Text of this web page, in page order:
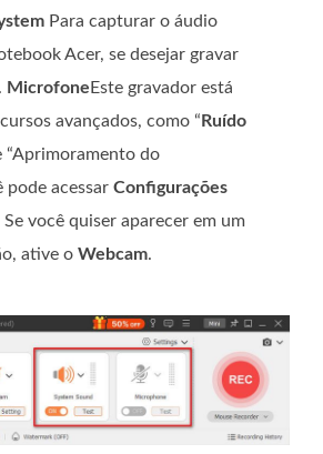
Para capturar o áudio
Acer, se desejar gravar
Microfone Este gravador está
avançados, como “ Ruído
“Aprimoramento do
pode acessar Configurações
você quiser aparecer em um
ative o Webcam.